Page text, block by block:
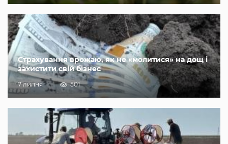
Страхування врожаю, як не «молитися» на дощ і
захистити свій бізнес
7 липня 501